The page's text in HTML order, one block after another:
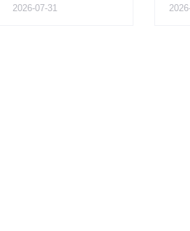
2026-07-31